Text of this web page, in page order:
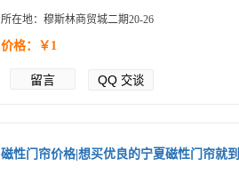
所在地：穆斯林商贸城二期20-26
价格：￥1
留言 QQ 交谈
磁性门帘价格|想买优良的宁夏磁性门帘就